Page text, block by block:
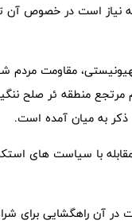
نیاز است در خصوص آن
مقاومت مردم
مرتجع منطقه ئر صلح
به میان آمده است.
با سیاست های
در آن راهگشایی برای